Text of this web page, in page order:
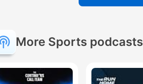
More Sports podcasts